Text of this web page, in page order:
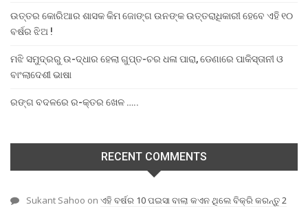
ଉତ୍ତର କୋରିଆର ଶାସକ କିମ ଜୋଙ୍ଗ ଉନଙ୍କ ଉତ୍ତରାଧିକାରୀ ହେବେ ଏହି ୧୦
ବର୍ଷର ଝିଅ !
ମଝି ସମୁଦ୍ରରୁ ଉ-ଦ୍ଧାର ହେଲା ଗୁପ୍ତ-ଚର ଧଳା ପାରା, ଡେଣାରେ ପାକିସ୍ତାନୀ ଓ
ବାଂଲାଦେଶୀ ଭାଷା
ରଙ୍ଗ ବଦଳରେ ର-କ୍ତର ଖେଳ …..
RECENT COMMENTS
Sukant Sahoo on ଏହି ବର୍ଷର 10 ପଇସା ବାଲା କଏନ ଥିଲେ ବିକ୍ରି କରନ୍ତୁ 2